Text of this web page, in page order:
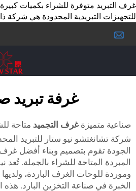
متوفرة للشراء بكميات كبيرةتشانغتشو
المحدودة هي شركة ذات جودة
غرفة تبريد صناعية
غرف التجميد متاحة للشراء
نيو ستار للتبريد المحدودة هي
بتصميم وبناء أفضل غرف التجميد
للشراء بالجملة. تُعد نيو ستار
صناعة التخزين البارد. هذه الغرف